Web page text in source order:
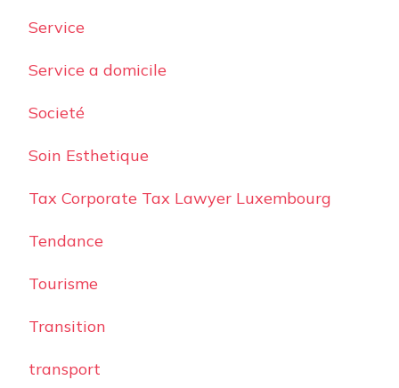
Service
Service a domicile
Societé
Soin Esthetique
Tax Corporate Tax Lawyer Luxembourg
Tendance
Tourisme
Transition
transport